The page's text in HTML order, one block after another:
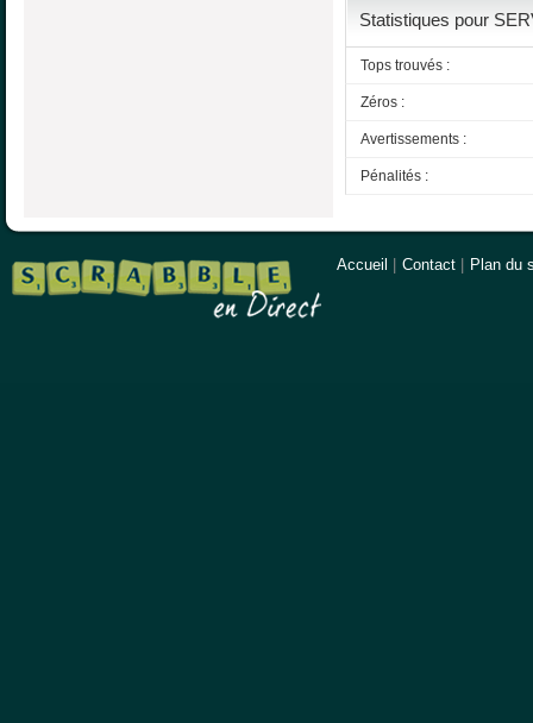
Statistiques pour
Tops trouvés :
Zéros :
Avertissements :
Pénalités :
Accueil Contact Plan du